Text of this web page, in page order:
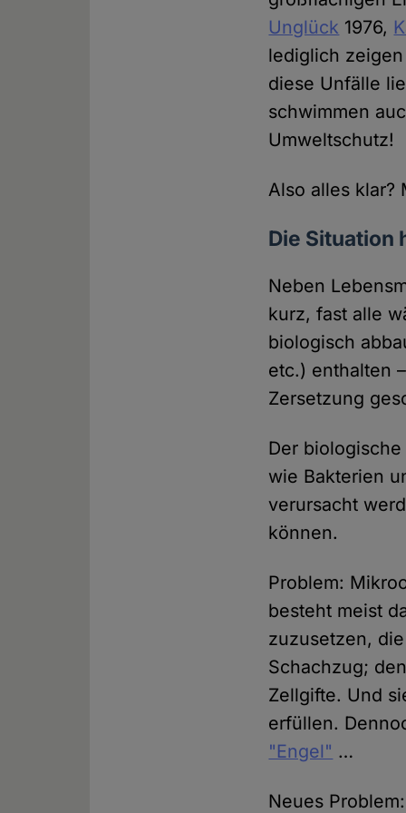
Unglück 1976,
lediglich
diese Unfälle
schwimmen
Umweltschutz!
Also alles klar?
Die Situation
Neben
kurz, fast alle
biologisch
etc.) enthalten
Zersetzung
Der
wie Bakterien
verursacht
können.
Problem:
besteht meist
zuzusetzen,
Schachzug;
Zellgifte. Und
erfüllen.
"Engel" …
Neues